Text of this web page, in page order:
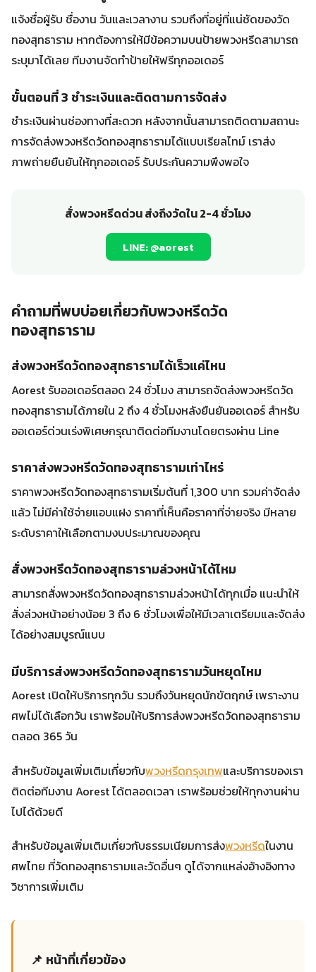
แจ้งชื่อผู้รับ ชื่องาน วันและเวลางาน รวมถึงที่อยู่ที่แน่ชัดของวัด
ทองสุทธาราม หากต้องการให้มีข้อความบนป้ายพวงหรีดสามารถ
ระบุมาได้เลย ทีมงานจัดทำป้ายให้ฟรีทุกออเดอร์
ขั้นตอนที่ 3 ชำระเงินและติดตามการจัดส่ง
ชำระเงินผ่านช่องทางที่สะดวก หลังจากนั้นสามารถติดตามสถานะ
การจัดส่งพวงหรีดวัดทองสุทธารามได้แบบเรียลไทม์ เราส่ง
ภาพถ่ายยืนยันให้ทุกออเดอร์ รับประกันความพึงพอใจ
สั่งพวงหรีดด่วน ส่งถึงวัดใน 2-4 ชั่วโมง
LINE: @aorest
คำถามที่พบบ่อยเกี่ยวกับพวงหรีดวัด
ทองสุทธาราม
ส่งพวงหรีดวัดทองสุทธารามได้เร็วแค่ไหน
Aorest รับออเดอร์ตลอด 24 ชั่วโมง สามารถจัดส่งพวงหรีดวัด
ทองสุทธารามได้ภายใน 2 ถึง 4 ชั่วโมงหลังยืนยันออเดอร์ สำหรับ
ออเดอร์ด่วนเร่งพิเศษกรุณาติดต่อทีมงานโดยตรงผ่าน Line
ราคาส่งพวงหรีดวัดทองสุทธารามเท่าไหร่
ราคาพวงหรีดวัดทองสุทธารามเริ่มต้นที่ 1,300 บาท รวมค่าจัดส่ง
แล้ว ไม่มีค่าใช้จ่ายแอบแฝง ราคาที่เห็นคือราคาที่จ่ายจริง มีหลาย
ระดับราคาให้เลือกตามงบประมาณของคุณ
สั่งพวงหรีดวัดทองสุทธารามล่วงหน้าได้ไหม
สามารถสั่งพวงหรีดวัดทองสุทธารามล่วงหน้าได้ทุกเมื่อ แนะนำให้
สั่งล่วงหน้าอย่างน้อย 3 ถึง 6 ชั่วโมงเพื่อให้มีเวลาเตรียมและจัดส่ง
ได้อย่างสมบูรณ์แบบ
มีบริการส่งพวงหรีดวัดทองสุทธารามวันหยุดไหม
Aorest เปิดให้บริการทุกวัน รวมถึงวันหยุดนักขัตฤกษ์ เพราะงาน
ศพไม่ได้เลือกวัน เราพร้อมให้บริการส่งพวงหรีดวัดทองสุทธาราม
ตลอด 365 วัน
สำหรับข้อมูลเพิ่มเติมเกี่ยวกับพวงหรีดกรุงเทพและบริการของเรา
ติดต่อทีมงาน Aorest ได้ตลอดเวลา เราพร้อมช่วยให้ทุกงานผ่าน
ไปได้ด้วยดี
สำหรับข้อมูลเพิ่มเติมเกี่ยวกับธรรมเนียมการส่งพวงหรีดในงาน
ศพไทย ที่วัดทองสุทธารามและวัดอื่นๆ ดูได้จากแหล่งอ้างอิงทาง
วิชาการเพิ่มเติม
📌 หน้าที่เกี่ยวข้อง